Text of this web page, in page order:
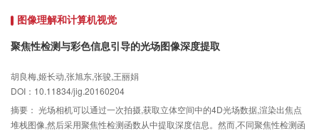
普遍适用于RGBD图像的分割问题,该算法加入了物体表面几何信息的使用,提高
了分割的准确率,且对颜色纹理相似的区域获得了较好的分割结果。
图像理解和计算机视觉
聚焦性检测与彩色信息引导的光场图像深度提取
胡良梅,姬长动,张旭东,张骏,王丽娟
DOI：10.11834/jig.20160204
摘要： 光场相机可以通过一次拍摄,获取立体空间中的4D光场数据,渲染出焦点
堆栈图像,然后采用聚焦性检测函数从中提取深度信息。然而,不同聚焦性检测函